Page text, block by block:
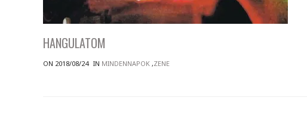
HANGULATOM
ON 2018/08/24 IN MINDENNAPOK ,ZENE